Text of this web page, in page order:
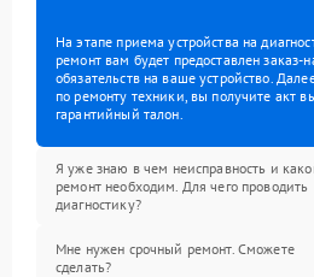
На этапе приема устройства на
ремонт вам будет предоставлен заказ-
обязательств на ваше устройство.
по ремонту техники, вы получите акт
гарантийный талон.
Я уже знаю в чем неисправность и
ремонт необходим. Для чего проводить
диагностику?
Мне нужен срочный ремонт. Сможете
сделать?